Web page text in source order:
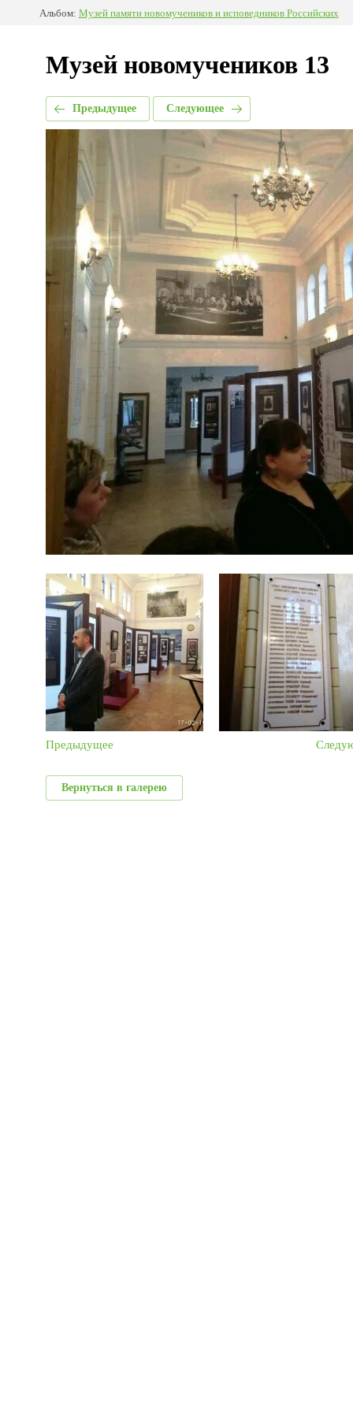
Альбом: Музей памяти новомучеников и исповедников Российских
Музей новомучеников 13
Предыдущее Следующее
Предыдущее
Вернуться в галерею